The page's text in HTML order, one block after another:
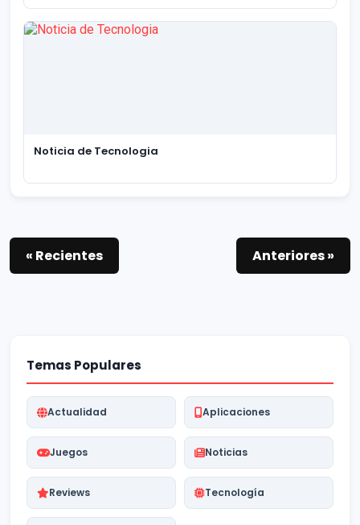
Noticia de Tecnologia
« Recientes Anteriores »
Temas Populares
Actualidad Aplicaciones
Juegos Noticias
Reviews Tecnología